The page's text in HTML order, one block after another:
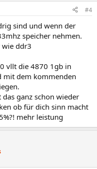
#4
sind und wenn der
speicher nehmen.
wie ddr3
vllt die 4870 1gb in
mit dem kommenden
ganz schon wieder
ob für dich sinn macht
mehr leistung